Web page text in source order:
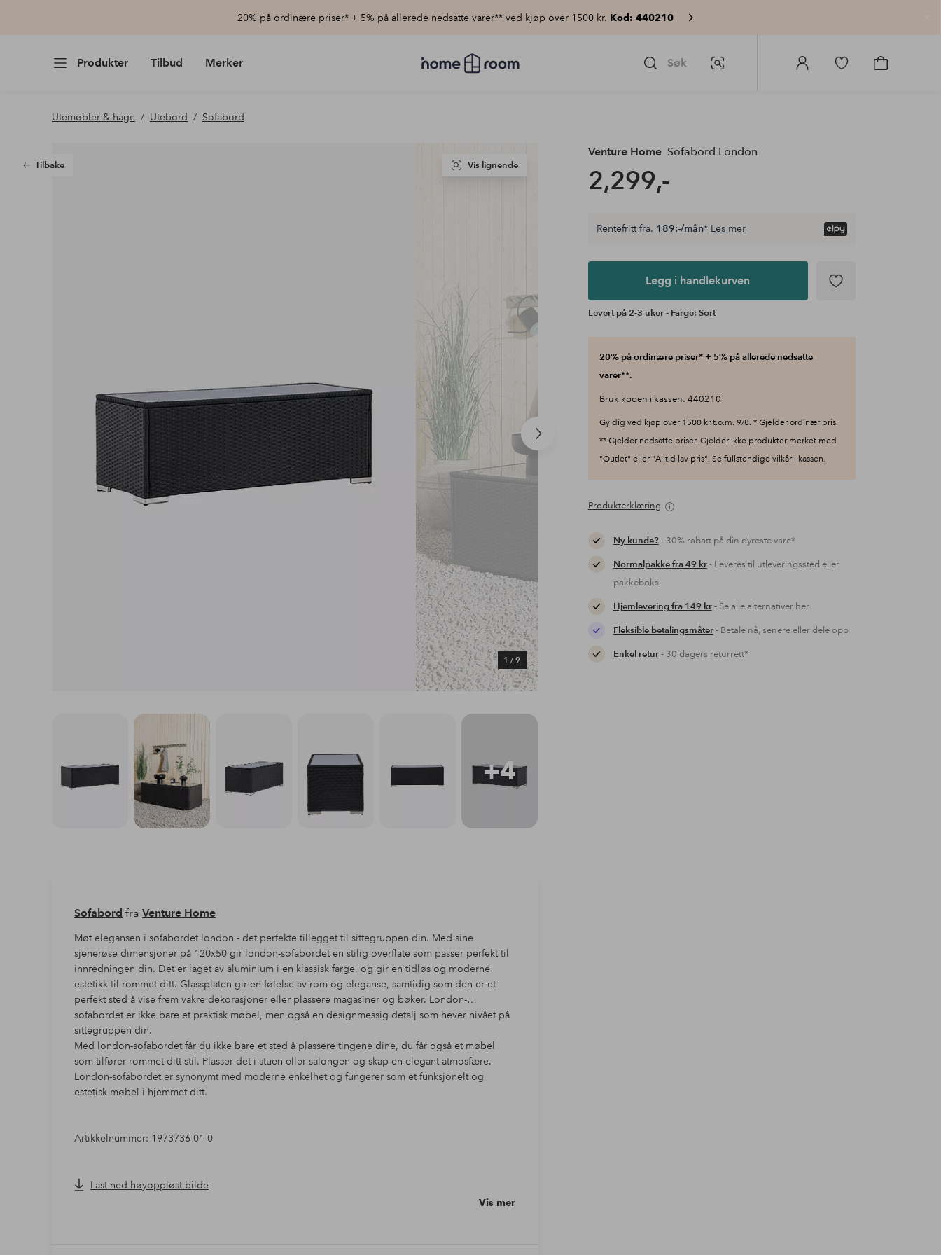
20% på ordinære priser* + 5% på allerede nedsatte varer** ved kjøp over 1500 kr. Kod: 440210
Produkter Tilbud Merker
Homeroom
–
Søk Bildesøk
Logg
Gå
Gå
Utemøbler & hage Utebord Sofabord
Tilbake
Neste
produkt
1 / 9
Vis lignende
Venture Home Sofabord London
2,299,-
Rentefritt fra. 189:-/mån* Les mer
Legg i handlekurven
Levert på 2-3 uker - Farge: Sort
20% på ordinære priser* + 5% på allerede nedsatte
varer**.
Bruk koden i kassen: 440210
Gyldig ved kjøp over 1500 kr t.o.m. 9/8. * Gjelder ordinær pris.
** Gjelder nedsatte priser. Gjelder ikke produkter merket med
"Outlet" eller "Alltid lav pris". Se fullstendige vilkår i kassen.
Produkterklæring
Ny kunde?- 30% rabatt på din dyreste vare*
Normalpakke fra 49 kr- Leveres til utleveringssted eller
pakkeboks
Hjemlevering fra 149 kr- Se alle alternativer her
Fleksible betalingsmåter- Betale nå, senere eller dele opp
Enkel retur- 30 dagers returrett*
+4
Sofabord fra Venture Home
Møt elegansen i sofabordet london - det perfekte tillegget til sittegruppen din. Med sine
sjenerøse dimensjoner på 120x50 gir london-sofabordet en stilig overflate som passer perfekt til
innredningen din. Det er laget av aluminium i en klassisk farge, og gir en tidløs og moderne
estetikk til rommet ditt. Glassplaten gir en følelse av rom og eleganse, samtidig som den er et
perfekt sted å vise frem vakre dekorasjoner eller plassere magasiner og bøker. London-
sofabordet er ikke bare et praktisk møbel, men også en designmessig detalj som hever nivået på
sittegruppen din.
Med london-sofabordet får du ikke bare et sted å plassere tingene dine, du får også et møbel
som tilfører rommet ditt stil. Plasser det i stuen eller salongen og skap en elegant atmosfære.
London-sofabordet er synonymt med moderne enkelhet og fungerer som et funksjonelt og
estetisk møbel i hjemmet ditt.
Artikkelnummer: 1973736-01-0
Last ned høyoppløst bilde
Vis mer